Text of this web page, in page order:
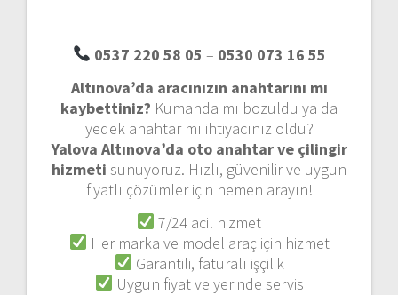
0537 220 58 05 – 0530 073 16 55
Altınova’da aracınızın anahtarını mı
kaybettiniz? Kumanda mı bozuldu ya da
yedek anahtar mı ihtiyacınız oldu?
Yalova Altınova’da oto anahtar ve çilingir
hizmeti sunuyoruz. Hızlı, güvenilir ve uygun
fiyatlı çözümler için hemen arayın!
7/24 acil hizmet
Her marka ve model araç için hizmet
Garantili, faturalı işçilik
Uygun fiyat ve yerinde servis